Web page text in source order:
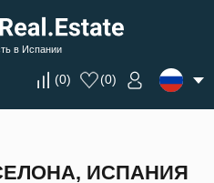
в Испании
(0) (0)
ИСПАНИЯ